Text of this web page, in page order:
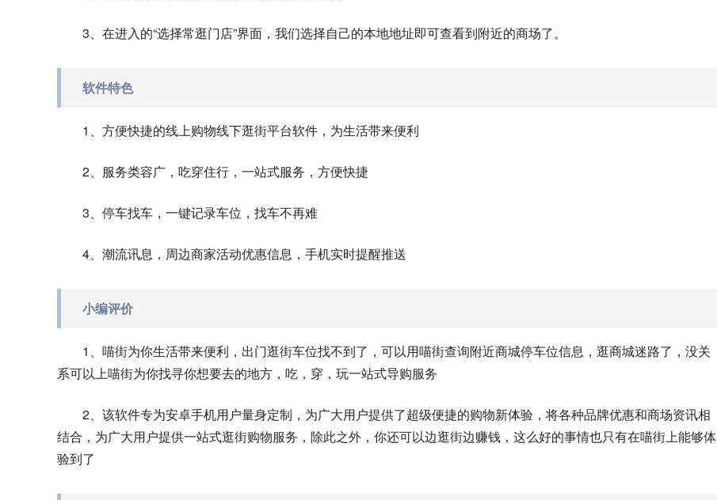
3、在进入的“选择常逛门店”界面，我们选择自己的本地地址即可查看到附近的商场了。
软件特色
1、方便快捷的线上购物线下逛街平台软件，为生活带来便利
2、服务类容广，吃穿住行，一站式服务，方便快捷
3、停车找车，一键记录车位，找车不再难
4、潮流讯息，周边商家活动优惠信息，手机实时提醒推送
小编评价
1、喵街为你生活带来便利，出门逛街车位找不到了，可以用喵街查询附近商城停车位信息，逛商城迷路了，没关
系可以上喵街为你找寻你想要去的地方，吃，穿，玩一站式导购服务
2、该软件专为安卓手机用户量身定制，为广大用户提供了超级便捷的购物新体验，将各种品牌优惠和商场资讯相
结合，为广大用户提供一站式逛街购物服务，除此之外，你还可以边逛街边赚钱，这么好的事情也只有在喵街上能够体
验到了